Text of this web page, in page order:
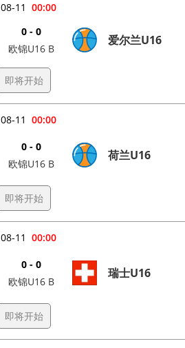
00:00
08-11
0 - 0
欧锦U16 B
爱尔兰U16
即将开始
00:00
08-11
0 - 0
欧锦U16 B
荷兰U16
即将开始
00:00
08-11
0 - 0
欧锦U16 B
瑞士U16
即将开始